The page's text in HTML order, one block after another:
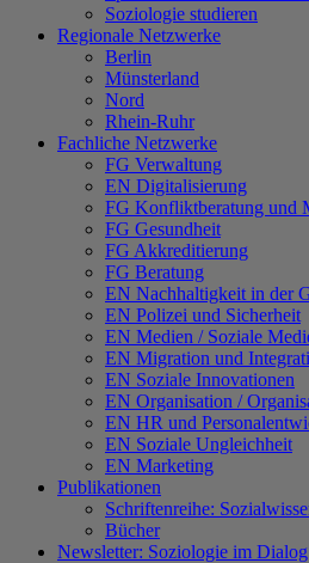
Soziologie studieren
Regionale Netzwerke
Berlin
Münsterland
Nord
Rhein-Ruhr
Fachliche Netzwerke
FG Verwaltung
EN Digitalisierung
FG Konfliktberatung und
FG Gesundheit
FG Akkreditierung
FG Beratung
EN Nachhaltigkeit in der
EN Polizei und Sicherheit
EN Medien / Soziale
EN Migration und
EN Soziale Innovationen
EN Organisation /
EN HR und
EN Soziale Ungleichheit
EN Marketing
Publikationen
Schriftenreihe:
Bücher
Newsletter: Soziologie im Dialog